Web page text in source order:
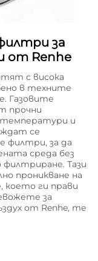
за
от Renhe
с висока
в техните
Газовите
прочни
температури и
се
филтри, за да
среда без
Тази
проникване на
ги прави
за
от Renhe, те